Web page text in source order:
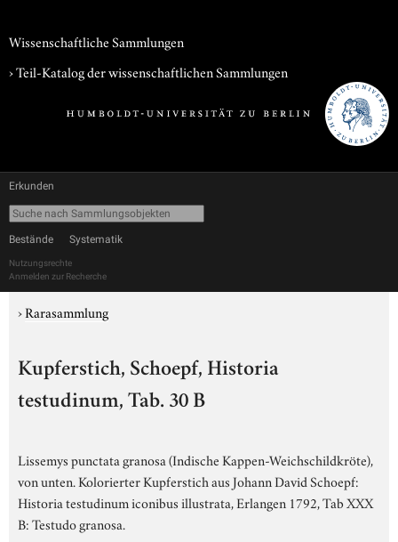
Wissenschaftliche Sammlungen
› Teil-Katalog der wissenschaftlichen Sammlungen
Erkunden
Bestände Systematik
Nutzungsrechte
Anmelden zur Recherche
›Rarasammlung
Kupferstich, Schoepf, Historia
testudinum, Tab. 30 B
Lissemys punctata granosa (Indische Kappen-Weichschildkröte),
von unten. Kolorierter Kupferstich aus Johann David Schoepf:
Historia testudinum iconibus illustrata, Erlangen 1792, Tab XXX
B: Testudo granosa.